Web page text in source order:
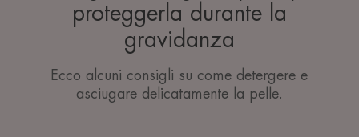
proteggerla durante la
gravidanza
Ecco alcuni consigli su come detergere e
asciugare delicatamente la pelle.